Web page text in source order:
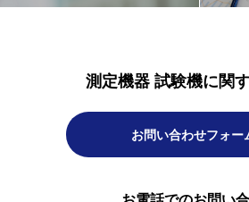
測定機器 試験機に関
お問い合わせフォー